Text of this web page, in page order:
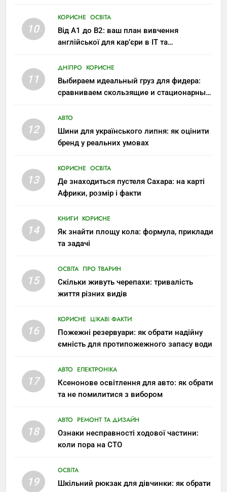
10
КОРИСНЕ ОСВІТА
Від A1 до B2: ваш план вивчення
англійської для кар’єри в IT та
11
ДНІПРО КОРИСНЕ
Выбираем идеальный груз для фидера:
сравниваем скользящие и стационарные
12
АВТО
Шини для українського липня: як оцінити
бренд у реальних умовах
13
КОРИСНЕ ОСВІТА
Де знаходиться пустеля Сахара: на карті
Африки, розмір і факти
14
КНИГИ КОРИСНЕ
Як знайти площу кола: формула, приклади
та задачі
15
ОСВІТА ПРО ТВАРИН
Скільки живуть черепахи: тривалість
життя різних видів
16
КОРИСНЕ ЦІКАВІ ФАКТИ
Пожежні резервуари: як обрати надійну
ємність для протипожежного запасу води
17
АВТО ЕЛЕКТРОНІКА
Ксенонове освітлення для авто: як обрати
та не помилитися з вибором
18
АВТО РЕМОНТ ТА ДИЗАЙН
Ознаки несправності ходової частини:
коли пора на СТО
19
ОСВІТА
Шкільний рюкзак для дівчинки: як обрати